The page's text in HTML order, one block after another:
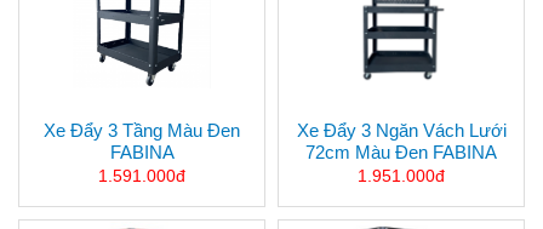
Xe Đẩy 3 Tầng Màu Đen
FABINA
1.591.000đ
Xe Đẩy 3 Ngăn Vách Lưới
72cm Màu Đen FABINA
1.951.000đ